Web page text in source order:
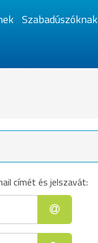
Szabadúszóknak
címét és jelszavát: